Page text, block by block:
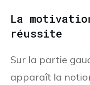
La
réussite
Sur la partie
apparaît la